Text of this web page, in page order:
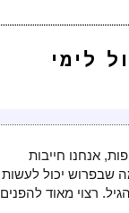
לימי
אנחנו חייבות
שבפרוש יכול לעשות
רצוי מאוד להפנים